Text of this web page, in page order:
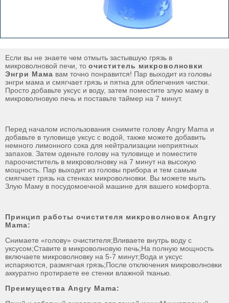
Если вы не знаете чем отмыть застывшую грязь в
микроволновой печи, то очиститель микроволновки
Энгри Мама вам точно понравится! Пар выходит из головы
энгри мама и смягчает грязь и пятна для облегчения чистки.
Просто добавьте уксус и воду, затем поместите злую маму в
микроволновую печь и поставьте таймер на 7 минут.
Перед началом использования снимите голову Angry Mama и
добавьте в туловище уксус с водой, также можете добавить
немного лимонного сока для нейтрализации неприятных
запахов. Затем оденьте голову на туловище и поместите
пароочиститель в микроволновку на 7 минут на высокую
мощность. Пар выходит из головы прибора и тем самым
смягчает грязь на стенках микроволновки. Вы можете мыть
Злую Маму в посудомоечной машине для вашего комфорта.
Принцип работы очистителя микроволновок Angry
Mama:
Снимаете «голову» очистителя;Вливаете внутрь воду с
уксусом;Ставите в микроволновую печь;На полную мощность
включаете микроволновку на 5-7 минут;Вода и уксус
испаряются, размягчая грязь;После отключения микроволновки
аккуратно протираете ее стенки влажной тканью.
Преимущества Angry Mama: